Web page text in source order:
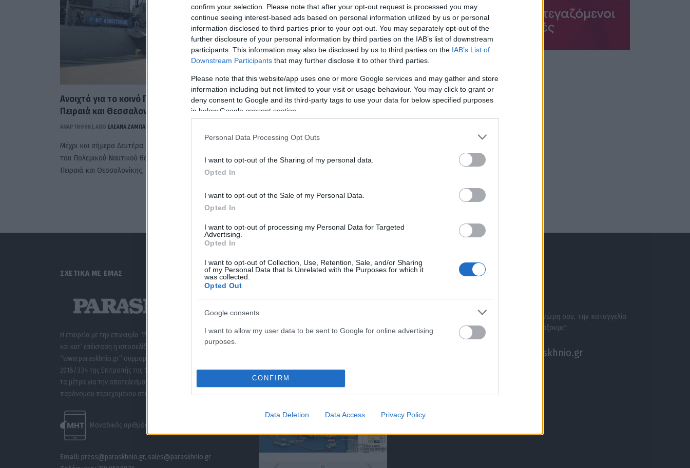
confirm your selection. Please note that after your opt-out request is processed you may
continue seeing interest-based ads based on personal information utilized by us or personal
information disclosed to third parties prior to your opt-out. You may separately opt-out of the
further disclosure of your personal information by third parties on the IAB’s list of downstream
participants. This information may also be disclosed by us to third parties on the IAB’s List of
Downstream Participants that may further disclose it to other third parties.
Please note that this website/app uses one or more Google services and may gather and store
information including but not limited to your visit or usage behaviour. You may click to grant or
deny consent to Google and its third-party tags to use your data for below specified purposes
in below Google consent section.
Personal Data Processing Opt Outs
I want to opt-out of the Sharing of my personal data.
Opted In
I want to opt-out of the Sale of my Personal Data.
Opted In
I want to opt-out of processing my Personal Data for Targeted
Advertising.
Opted In
I want to opt-out of Collection, Use, Retention, Sale, and/or Sharing
of my Personal Data that Is Unrelated with the Purposes for which it
was collected.
Opted Out
Google consents
I want to allow my user data to be sent to Google for online advertising
purposes.
CONFIRM
Data Deletion Data Access Privacy Policy
Ανοιχτά για το κοινό Πολεμικά Πλοία σε
Πειραιά και Θεσσαλονίκη
ΑΝΑΡΤΗΘΗΚΕ ΑΠΟ ΕΛΕΑΝΑ ΖΑΜΠΑΡΑ
Μέχρι και σήμερα Δευτέρα 28 Οκτωβρίου 2024 πλοία
του Πολεμικού Ναυτικού θα βρίσκονται στους λιμένες
Πειραιά και Θεσσαλονίκης, προκειμένου να δοθεί η…
ΣΧΕΤΙΚΑ ΜΕ ΕΜΑΣ
Η εταιρεία με την επωνυμία “POLITICAL MEDIA GROUP A.E.”
και κατ’ επέκταση η ιστοσελίδα που κατέχει αυτή
“www.paraskhnio.gr” συμμορφώνονται με τη Σύσταση (ΕΕ)
2018/334 της Επιτροπής της 1ης Μαρτίου 2018 σχετικά με
τα μέτρα για την αποτελεσματική αντιμετώπιση του
παράνομου περιεχομένου στο διαδίκτυο (L 63).
Μοναδικός αριθμός Μ.Η.Τ. 262047
Email: press@paraskhnio.gr, sales@paraskhnio.gr
ΤΑ ΠΡΩΤΟΣΕΛΙΔΑ ΣΗΜΕΡΑ ΕΝΗΜΕΡΩΣΟΥ ΠΡΩΤΟΣ
ΣΕ ΑΚΟΥΜΕ
Στείλε την άποψή σου, τη γνώμη σου, την καταγγελία
σου, ή αν θέλεις κάτι να "ψάξουμε".
akouseme@paraskhnio.gr